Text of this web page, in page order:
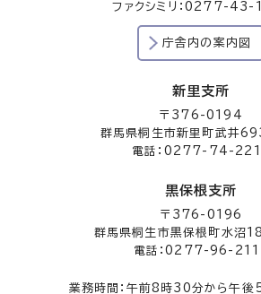
ファクシミリ：0277-43-
庁舎内の案内図
新里支所
〒376-0194
群馬県桐生市新里町武井
電話：0277-74-
黒保根支所
〒376-0196
群馬県桐生市黒保根町水沼
電話：0277-96-
業務時間：午前8時30分から午